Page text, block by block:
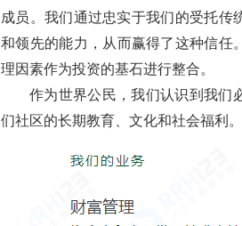
成员。我们通过忠实于我们的受托
和领先的能力，从而赢得了这种信任
理因素作为投资的基石进行整合。
作为世界公民，我们认识到我们
们社区的长期教育、文化和社会福利。